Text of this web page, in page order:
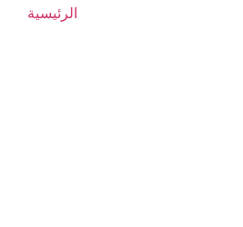
الرئيسية